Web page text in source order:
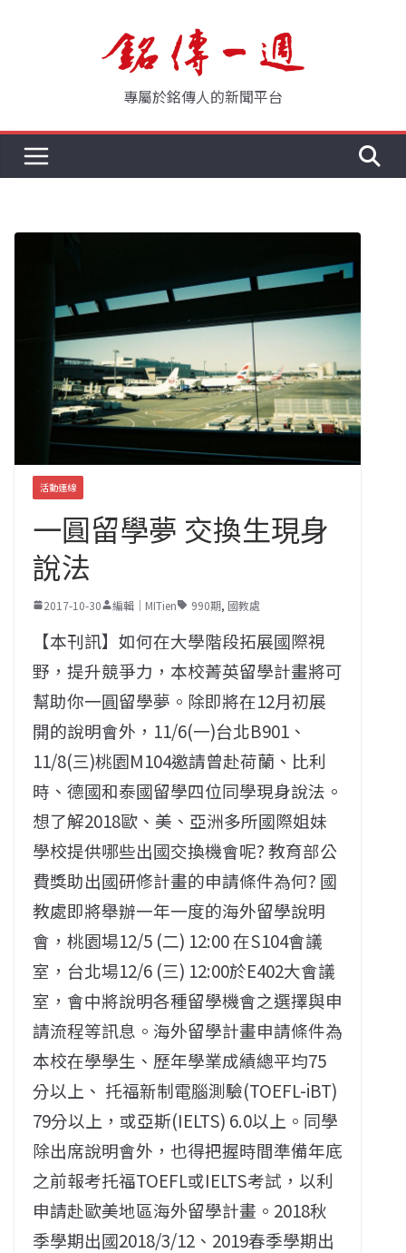
專屬於銘傳人的新聞平台
活動連線
一圓留學夢 交換生現身
說法
2017-10-30 編輯｜MITien 990期, 國教處
【本刊訊】如何在大學階段拓展國際視
野，提升競爭力，本校菁英留學計畫將可
幫助你一圓留學夢。除即將在12月初展
開的說明會外，11/6(一)台北B901、
11/8(三)桃園M104邀請曾赴荷蘭、比利
時、德國和泰國留學四位同學現身說法。
想了解2018歐、美、亞洲多所國際姐妹
學校提供哪些出國交換機會呢? 教育部公
費獎助出國研修計畫的申請條件為何? 國
教處即將舉辦一年一度的海外留學說明
會，桃園場12/5 (二) 12:00 在S104會議
室，台北場12/6 (三) 12:00於E402大會議
室，會中將說明各種留學機會之選擇與申
請流程等訊息。海外留學計畫申請條件為
本校在學學生、歷年學業成績總平均75
分以上、 托福新制電腦測驗(TOEFL-iBT)
79分以上，或亞斯(IELTS) 6.0以上。同學
除出席說明會外，也得把握時間準備年底
之前報考托福TOEFL或IELTS考試，以利
申請赴歐美地區海外留學計畫。2018秋
季學期出國2018/3/12、2019春季學期出